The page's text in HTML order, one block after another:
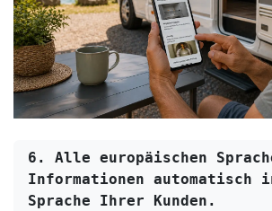
6. Alle europäischen
Informationen automatisch
Sprache Ihrer Kunden.